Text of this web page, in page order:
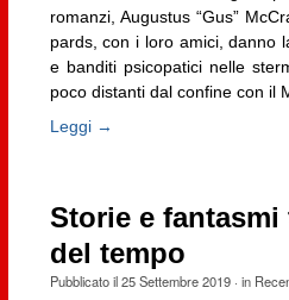
romanzi, Augustus “Gus”
pards, con i loro amici, danno
e banditi psicopatici nelle
poco distanti dal confine con il
Leggi →
Storie e fantasmi
del tempo
Pubblicato il25 Settembre 2019· in